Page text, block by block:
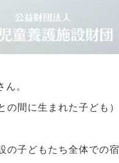
。
間に生まれた子ども）
の子どもたち全体での宿